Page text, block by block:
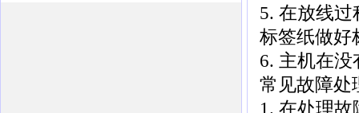
5. 在放线
标签纸做好
6. 主机在
常见故障处
1. 在处理